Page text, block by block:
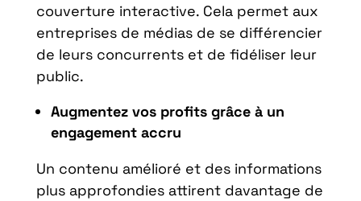
couverture interactive. Cela permet aux
entreprises de médias de se différencier
de leurs concurrents et de fidéliser leur
public.
Augmentez vos profits grâce à un
engagement accru
Un contenu amélioré et des informations
plus approfondies attirent davantage de